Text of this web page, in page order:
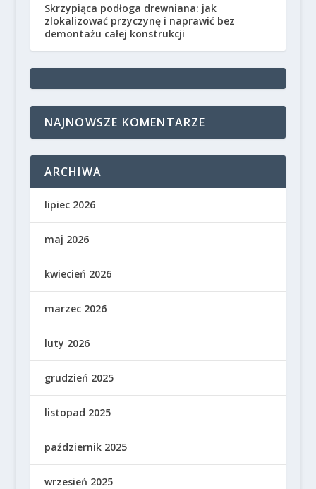
Skrzypiąca podłoga drewniana: jak
zlokalizować przyczynę i naprawić bez
demontażu całej konstrukcji
NAJNOWSZE KOMENTARZE
ARCHIWA
lipiec 2026
maj 2026
kwiecień 2026
marzec 2026
luty 2026
grudzień 2025
listopad 2025
październik 2025
wrzesień 2025